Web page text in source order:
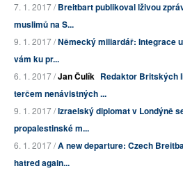
7. 1. 2017 /Breitbart publikoval lživou
muslimů na S...
9. 1. 2017 /Německý miliardář: Integrace
vám ku pr...
6. 1. 2017 /Jan Čulík Redaktor Britských
terčem nenávistných ...
9. 1. 2017 /Izraelský diplomat v Londýně
propalestinské m...
6. 1. 2017 /A new departure: Czech
hatred again...